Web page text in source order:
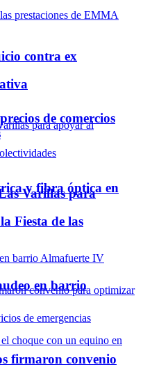
contra ex
Varillas para
Fiesta de las
firmaron convenio
de comercios
y fibra óptica en
en barrio